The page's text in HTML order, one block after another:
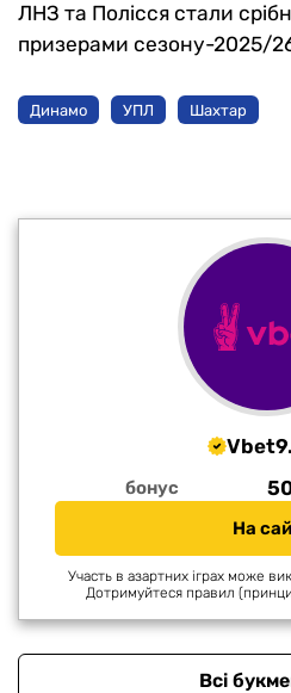
ЛНЗ та Полісся стали
призерами сезону-2025/26
Динамо УПЛ Шахтар
Vbet
бонус
На
Участь в азартних іграх може
Дотримуйтеся правил
Всі